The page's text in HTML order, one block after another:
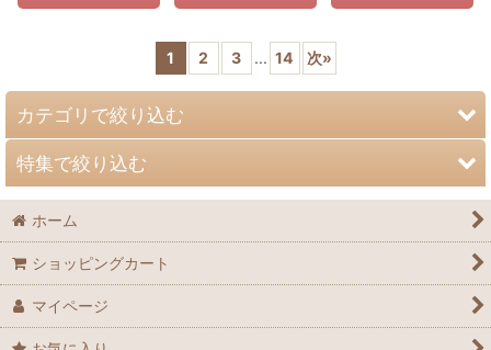
1 2 3 ... 14 次»
カテゴリで絞り込む
【ア】コスプレ衣装
【カ】コスプレ衣装
【サ】コスプレ衣装
【タ】コスプレ衣装
特集で絞り込む
予約販売＆オーダーメイド商品
ホーム
ショッピングカート
マイページ